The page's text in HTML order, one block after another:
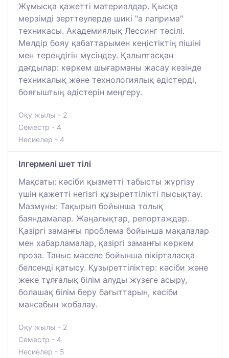
Жұмысқа қажетті материалдар. Қысқа
мерзімді зерттеулерде шикі "а лаприма"
техникасы. Академиялық Лессинг тәсілі.
Мөлдір бояу қабаттарымен кеңістіктің пішіні
мен тереңдігін мүсіндеу. Қалыптасқан
дағдылар: көркем шығарманы жасау кезінде
техникалық және технологиялық әдістерді,
бояғыштың әдістерін меңгеру.
Оқу жылы - 2
Семестр - 4
Несиелер - 4
Ілгермелі шет тілі
Мақсаты: кәсіби қызметті табысты жүргізу
үшін қажетті негізгі құзыреттілікті пысықтау.
Мазмұны: Тақырып бойынша толық
баяндамалар. Жаңалықтар, репортаждар.
Қазіргі заманғы проблема бойынша мақалалар
мен хабарламалар, қазіргі заманғы көркем
проза. Таныс мәселе бойынша пікірталасқа
белсенді қатысу. Құзыреттіліктер: кәсіби және
жеке тұлғалық білім алуды жүзеге асыру,
болашақ білім беру бағыттарын, кәсіби
мансабын жобалау.
Оқу жылы - 2
Семестр - 4
Несиелер - 5